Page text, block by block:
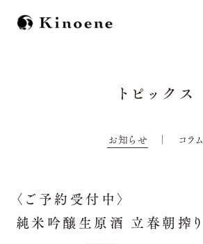
トピックス
お知らせ コラム
〈ご予約受付中〉
純米吟醸生原酒 立春朝搾り